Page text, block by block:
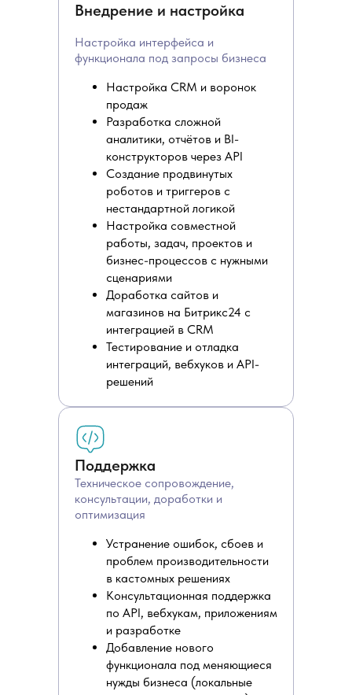
Внедрение и настройка
Настройка интерфейса и
функционала под запросы бизнеса
Настройка CRM и воронок
продаж
Разработка сложной
аналитики, отчётов и BI-
конструкторов через API
Создание продвинутых
роботов и триггеров с
нестандартной логикой
Настройка совместной
работы, задач, проектов и
бизнес-процессов с нужными
сценариями
Доработка сайтов и
магазинов на Битрикс24 с
интеграцией в CRM
Тестирование и отладка
интеграций, вебхуков и API-
решений
Поддержка
Техническое сопровождение,
консультации, доработки и
оптимизация
Устранение ошибок, сбоев и
проблем производительности
в кастомных решениях
Консультационная поддержка
по API, вебхукам, приложениям
и разработке
Добавление нового
функционала под меняющиеся
нужды бизнеса (локальные